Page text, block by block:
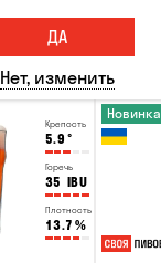
Крепость
5.9 °
Горечь
35 IBU
Плотность
13.7 %
Новинка
ДА
Нет, изменить